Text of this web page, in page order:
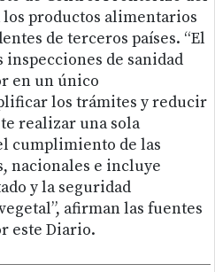
productos alimentarios
de terceros países. “El
de sanidad
en un único
los trámites y reducir
realizar una sola
cumplimiento de las
nacionales e incluye
y la seguridad
afirman las fuentes
este Diario.